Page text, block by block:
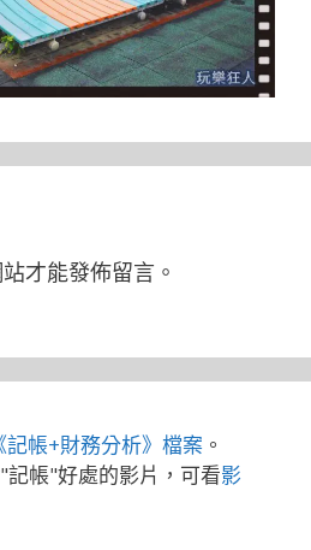
才能發佈留言。
帳+財務分析》檔案 。
帳"好處的影片，可看影